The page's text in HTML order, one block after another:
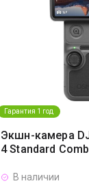
Гарантия 1 год
Экшн-камера
4 Standard
В наличии